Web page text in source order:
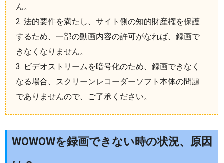
ん。
2. 法的要件を満たし、サイト側の知的財産権を保護
するため、一部の動画内容の許可がなれば、録画で
きなくなりません。
3. ビデオストリームを暗号化のため、録画できなく
なる場合、スクリーンレコーダーソフト本体の問題
でありませんので、ご了承ください。
WOWOWを録画できない時の状況、原因